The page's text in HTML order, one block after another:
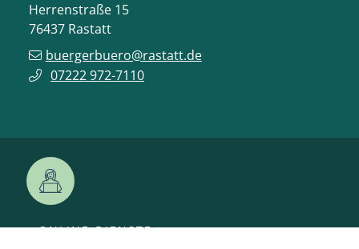
Herrenstraße 15
76437 Rastatt
buergerbuero@rastatt.de
07222 972-7110
ONLINE-DIENSTE